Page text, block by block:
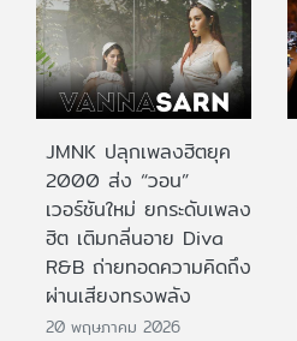
JMNK ปลุกเพลงฮิตยุค
2000 ส่ง “วอน”
เวอร์ชันใหม่ ยกระดับเพลง
ฮิต เติมกลิ่นอาย Diva
R&B ถ่ายทอดความคิดถึง
ผ่านเสียงทรงพลัง
20 พฤษภาคม 2026